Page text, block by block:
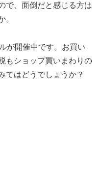
で、面倒だと感じる方は
。
が開催中です。お買い
もショップ買いまわりの
てはどうでしょうか？